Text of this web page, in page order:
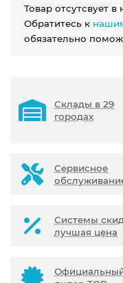
Товар отсутсвует
Обратитесь к
обязательно
Склады в 29
городах
Сервисное
Системы
лучшая цена